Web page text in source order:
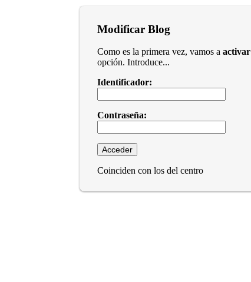
Modificar Blog
Como es la primera vez, vamos a activar
opción. Introduce...
Identificador:
Contraseña:
Coinciden con los del centro